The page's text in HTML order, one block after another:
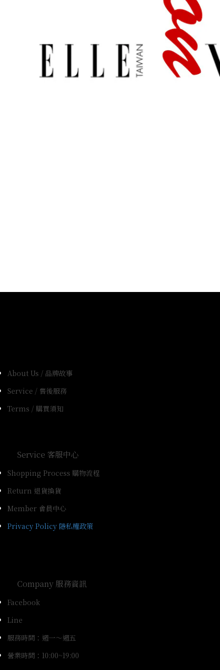
About Us / 品牌故事
Service / 售後服務
Terms / 購買須知
Service 客服中心
Shopping Process 購物流程
Return 退貨換貨
Member 會員中心
Privacy Policy 隱私權政策
Company 服務資訊
Facebook
Line
服務時間：週一～週五
營業時間：10:00~19:00